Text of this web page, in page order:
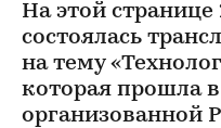
На этой странице
состоялась
на тему
которая прошла
организованной